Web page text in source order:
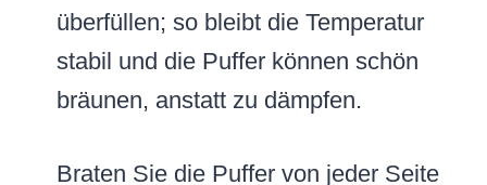
überfüllen; so bleibt die Temperatur
stabil und die Puffer können schön
bräunen, anstatt zu dämpfen.
Braten Sie die Puffer von jeder Seite